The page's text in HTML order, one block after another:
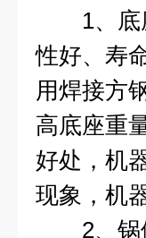
1、底座
性好、寿
用焊接方
高底座重
好处，机
现象，机
2、锅体